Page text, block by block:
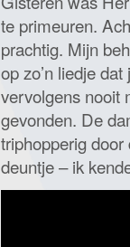
te primeuren.
prachtig. Mijn
op zo’n liedje
vervolgens nooit
gevonden. De
triphopperig
deuntje – ik